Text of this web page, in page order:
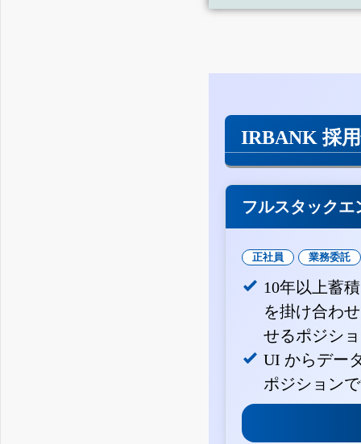
IRBANK 採
フルスタックエ
正社員 業務委託
10年以上蓄
を掛け合わ
せるポジショ
UI からデー
ポジションで